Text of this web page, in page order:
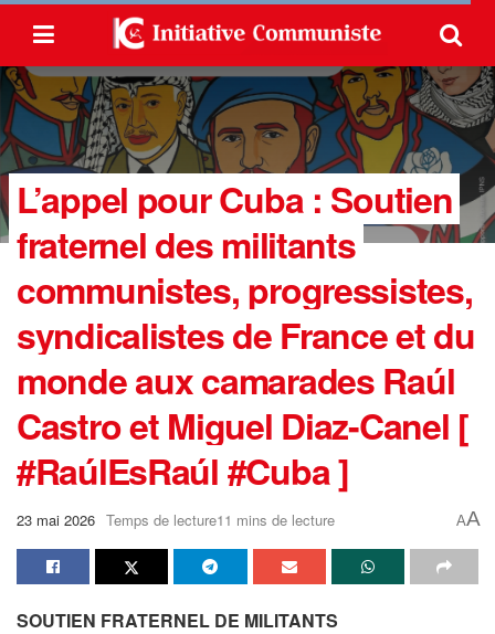
L’appel pour Cuba : Soutien
fraternel des militants
communistes, progressistes,
syndicalistes de France et du
monde aux camarades Raúl
Castro et Miguel Diaz-Canel [
#RaúlEsRaúl #Cuba ]
23 mai 2026 Temps de lecture11 mins de lecture AA
SOUTIEN FRATERNEL DE MILITANTS